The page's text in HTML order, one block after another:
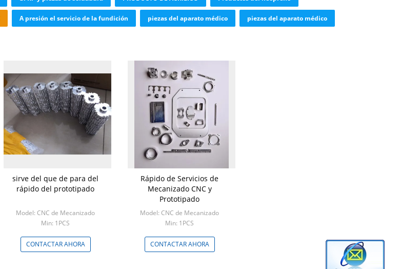
A presión el servicio de la fundición piezas del aparato médico piezas del aparato médico
sirve del que de para del
rápido del prototipado
Model: CNC de Mecanizado
Min: 1PCS
CONTACTAR AHORA
Rápido de Servicios de
Mecanizado CNC y
Prototipado
Model: CNC de Mecanizado
Min: 1PCS
CONTACTAR AHORA